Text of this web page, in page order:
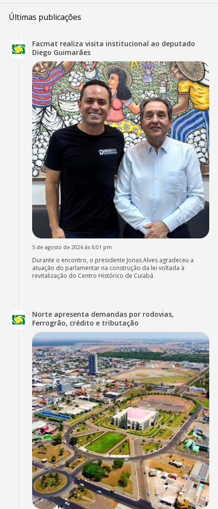
Últimas publicações
Facmat realiza visita institucional ao deputado
Diego Guimarães
5 de agosto de 2026 às 6:01 pm
Durante o encontro, o presidente Jonas Alves agradeceu a
atuação do parlamentar na construção da lei voltada à
revitalização do Centro Histórico de Cuiabá
Norte apresenta demandas por rodovias,
Ferrogrão, crédito e tributação